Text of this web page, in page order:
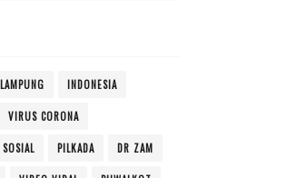
LAMPUNG INDONESIA
VIRUS CORONA
SOSIAL PILKADA DR ZAM